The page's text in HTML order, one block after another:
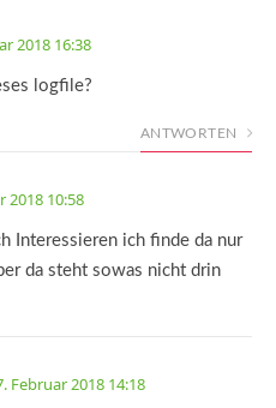
2018 16:38
logfile?
ANTWORTEN
2018 10:58
Interessieren ich finde da nur
da steht sowas nicht drin
Februar 2018 14:18